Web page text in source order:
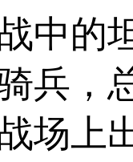
中的
兵，
场